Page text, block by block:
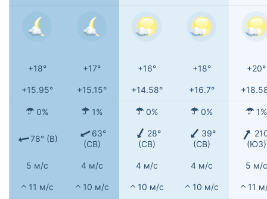
+18° +17° +16° +18° +20°
+15.95° +15.15° +14.58° +16.7°
0% 1% 0% 0% 1%
78° (В)
63°
(СВ)
28°
(СВ)
39°
(СВ)
(ЮЗ)
5 м/с 4 м/с 4 м/с 4 м/с 5 м/с
11 м/с 10 м/с 10 м/с 10 м/с 11